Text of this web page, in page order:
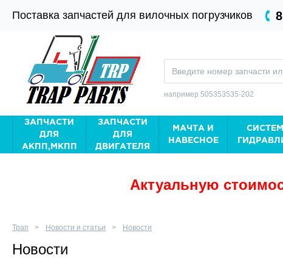
Поставка запчастей для вилочных погрузчиков
например 505353535-202
ЗАПЧАСТИ
ДЛЯ
АКПП,МКПП
ЗАПЧАСТИ
ДЛЯ
ДВИГАТЕЛЯ
МАЧТА И
НАВЕСНОЕ
Актуальную
Трап Новости и статьи Новости
Новости